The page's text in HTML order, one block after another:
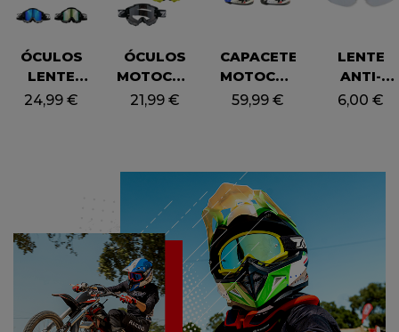
ÓCULOS
LENTE
ESPELHADA
24,99€
ÓCULOS
MOTOCROSS
(LENTE
(ADULTO)
21,99 €
CAPACETE
MOTOCROSS
– TOX
59,99 €
LENTE
ANTI-
(CRIANÇA)
6,00€